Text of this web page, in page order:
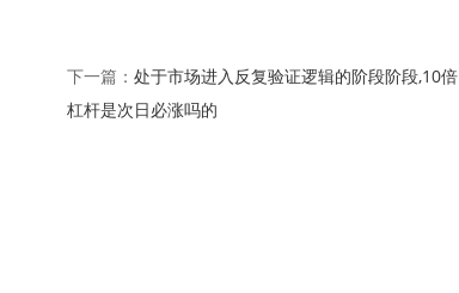
下一篇： 处于市场进入反复验证逻辑的阶段阶段,10倍
杠杆是次日必涨吗的